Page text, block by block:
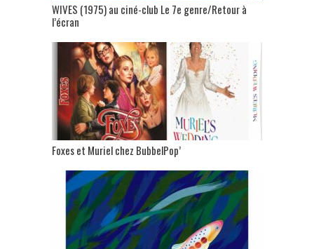
WIVES (1975) au ciné-club Le 7e genre/Retour à
l’écran
Foxes et Muriel chez BubbelPop’